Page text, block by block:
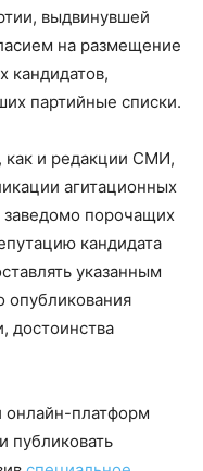
выдвинувшей
на размещение
кандидатов,
партийные списки.
как и редакции СМИ,
агитационных
порочащих
кандидата
указанным
опубликования
достоинства
онлайн-платформ
публиковать